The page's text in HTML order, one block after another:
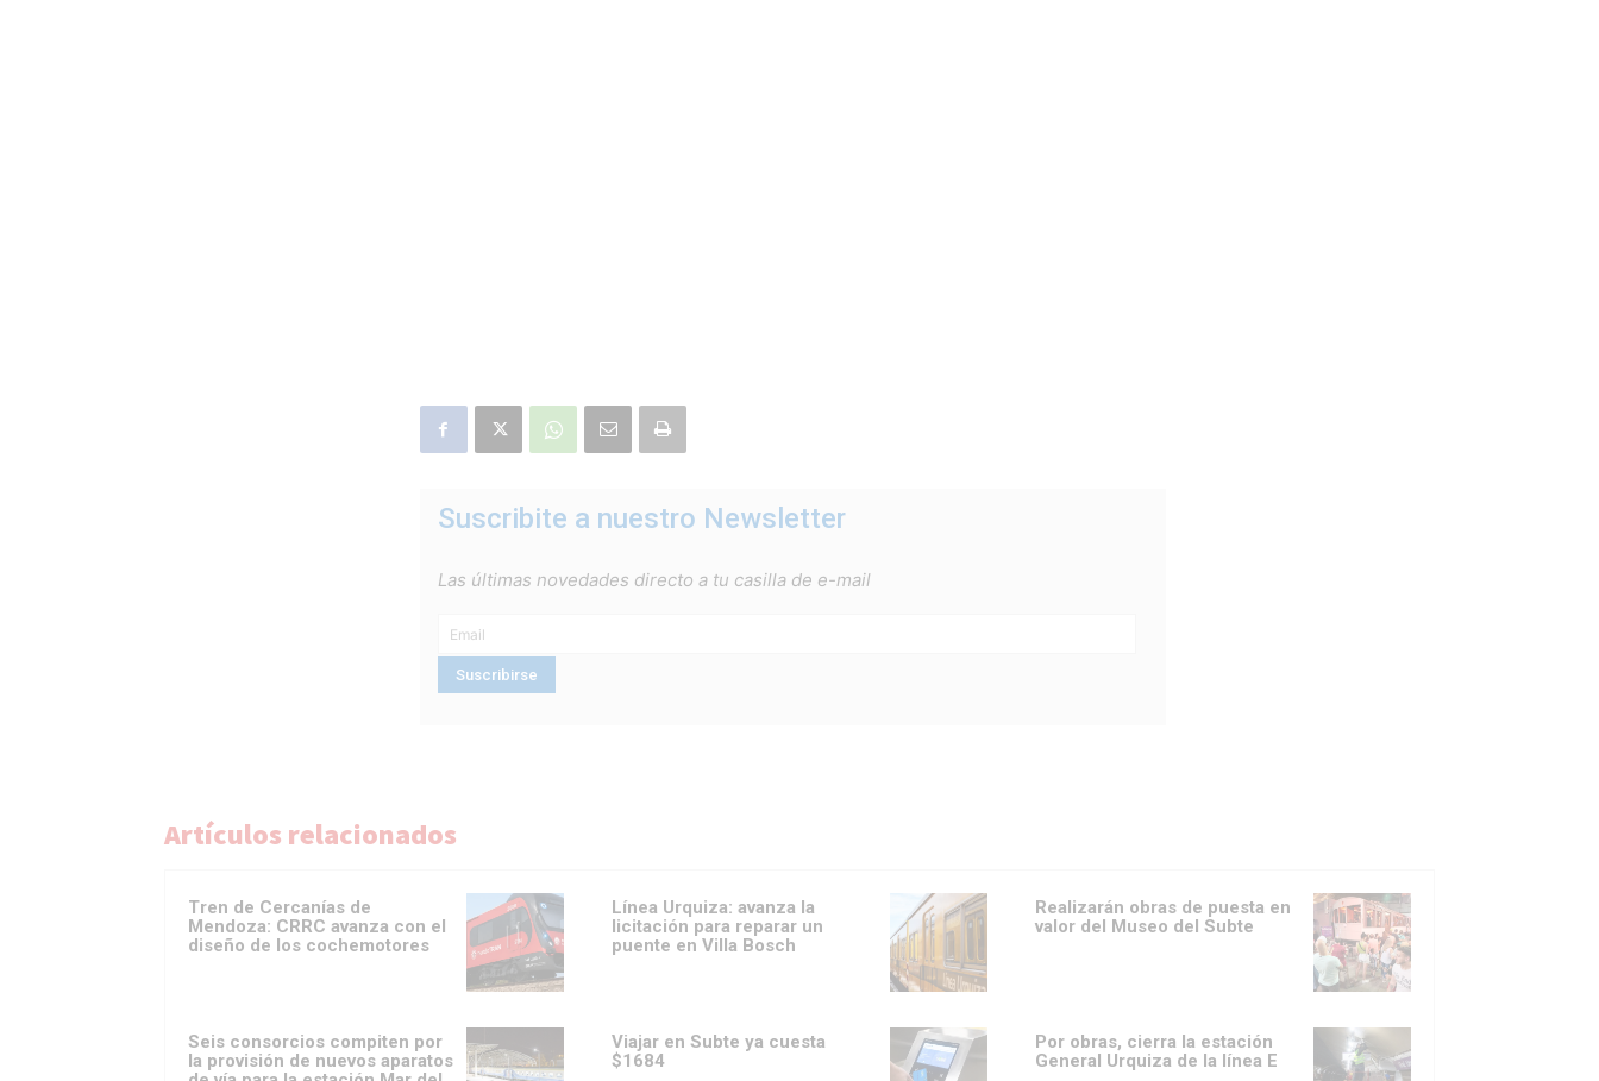
Suscribite a nuestro Newsletter
Las últimas novedades directo a tu casilla de e-mail
Artículos relacionados
Tren de Cercanías de
Mendoza: CRRC avanza con el
diseño de los cochemotores
Línea Urquiza: avanza la
licitación para reparar un
puente en Villa Bosch
Realizarán obras de puesta en
valor del Museo del Subte
Seis consorcios compiten por
la provisión de nuevos aparatos
Viajar en Subte ya cuesta
$1684
Por obras, cierra la estación
General Urquiza de la línea E